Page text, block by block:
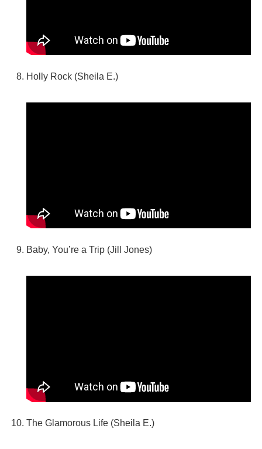
Holly Rock (Sheila E.)
Baby, You’re a Trip (Jill Jones)
The Glamorous Life (Sheila E.)